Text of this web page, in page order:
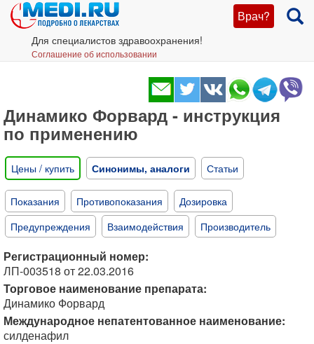
Врач?
Для специалистов здравоохранения!
Соглашение об использовании
Динамико Форвард - инструкция
по применению
Цены / купить Синонимы, аналоги Статьи
Показания Противопоказания
Дозировка
Предупреждения
Взаимодействия Производитель
Регистрационный номер:
ЛП-003518 от 22.03.2016
Торговое наименование препарата:
Динамико Форвард
Международное непатентованное наименование:
силденафил